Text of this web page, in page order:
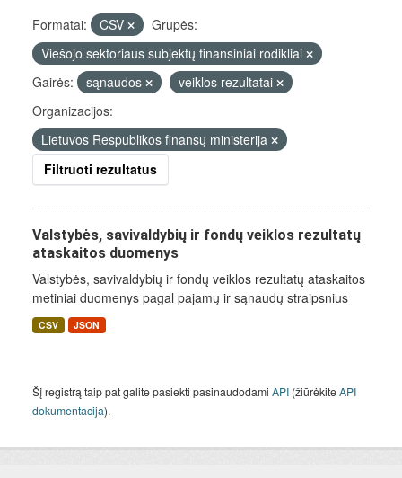
Formatai: CSV
Grupės:
Viešojo sektoriaus subjektų finansiniai rodikliai
Gairės:
sąnaudos
veiklos rezultatai
Organizacijos:
Lietuvos Respublikos finansų ministerija
Filtruoti rezultatus
Valstybės, savivaldybių ir fondų veiklos rezultatų
ataskaitos duomenys
Valstybės, savivaldybių ir fondų veiklos rezultatų ataskaitos
metiniai duomenys pagal pajamų ir sąnaudų straipsnius
CSV JSON
Šį registrą taip pat galite pasiekti pasinaudodami API (žiūrėkiteAPI
dokumentacija).